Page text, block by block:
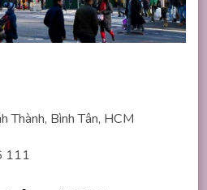
Thành, Bình Tân, HCM
111